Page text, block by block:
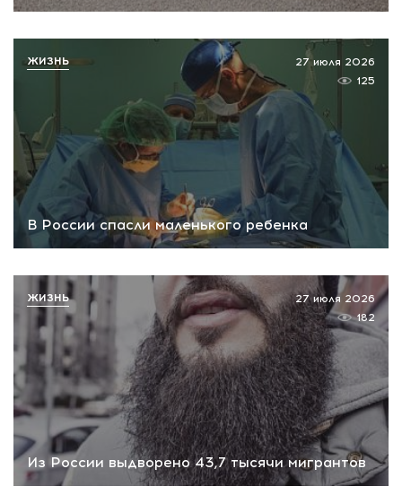
В России спасли маленького ребенка
27 июля 2026
125
ЖИЗНЬ
Из России выдворено 43,7 тысячи мигрантов
27 июля 2026
182
ЖИЗНЬ